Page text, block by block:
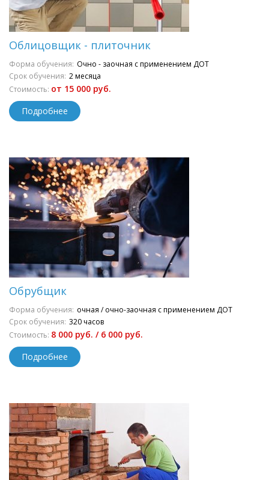
Облицовщик - плиточник
Форма обучения: Очно - заочная с применением ДОТ
Срок обучения: 2 месяца
Стоимость: от 15 000 руб.
Подробнее
Обрубщик
Форма обучения: очная / очно-заочная с применением ДОТ
Срок обучения: 320 часов
Стоимость: 8 000 руб. / 6 000 руб.
Подробнее